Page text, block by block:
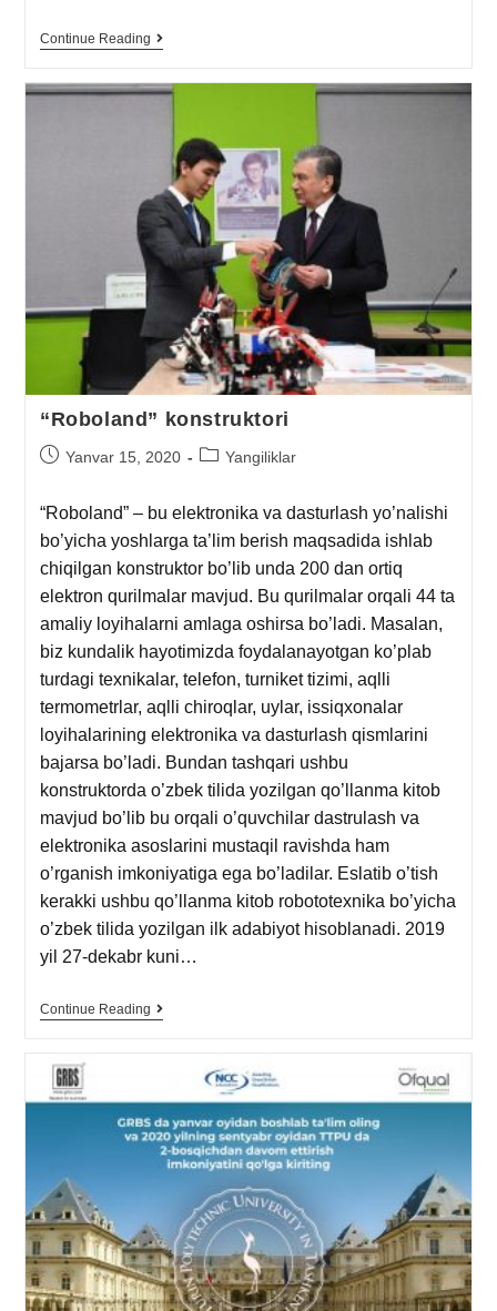
Continue Reading
“Roboland” konstruktori
Yanvar 15, 2020 Yangiliklar
“Roboland” – bu elektronika va dasturlash yo’nalishi
bo’yicha yoshlarga ta’lim berish maqsadida ishlab
chiqilgan konstruktor bo’lib unda 200 dan ortiq
elektron qurilmalar mavjud. Bu qurilmalar orqali 44 ta
amaliy loyihalarni amlaga oshirsa bo’ladi. Masalan,
biz kundalik hayotimizda foydalanayotgan ko’plab
turdagi texnikalar, telefon, turniket tizimi, aqlli
termometrlar, aqlli chiroqlar, uylar, issiqxonalar
loyihalarining elektronika va dasturlash qismlarini
bajarsa bo’ladi. Bundan tashqari ushbu
konstruktorda o’zbek tilida yozilgan qo’llanma kitob
mavjud bo’lib bu orqali o’quvchilar dastrulash va
elektronika asoslarini mustaqil ravishda ham
o’rganish imkoniyatiga ega bo’ladilar. Eslatib o’tish
kerakki ushbu qo’llanma kitob robototexnika bo’yicha
o’zbek tilida yozilgan ilk adabiyot hisoblanadi. 2019
yil 27-dekabr kuni…
Continue Reading